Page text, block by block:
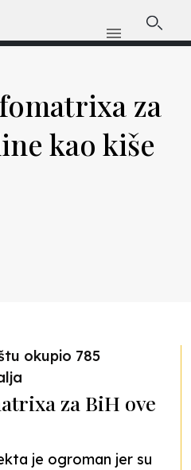
za
kao kiše
okupio 785
za BiH ove
je ogroman jer su